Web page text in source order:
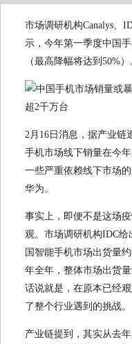
市场调研机构Canalys、
示，今年第一季度中国
（最高降幅将达到50%）
2月16日消息，据产业链
手机市场线下销量在今
一些严重依赖线下市场
华为。
事实上，即便不是这场
观。市场调研机构IDC给
国智能手机市场出货量
年全年，整体市场出货
话说就是，在原本已经
了整个行业遇到的挑战。
产业链提到，其实从去